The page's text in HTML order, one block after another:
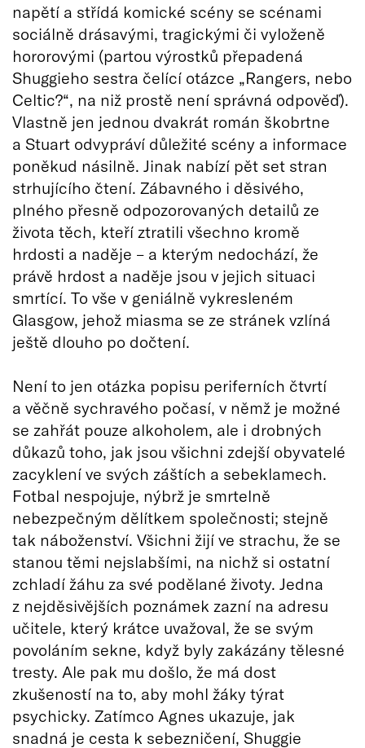
napětí a střídá komické scény se scénami
sociálně drásavými, tragickými či vyloženě
hororovými (partou výrostků přepadená
Shuggieho sestra čelící otázce „Rangers, nebo
Celtic?“, na niž prostě není správná odpověď).
Vlastně jen jednou dvakrát román škobrtne
a Stuart odvypráví důležité scény a informace
poněkud násilně. Jinak nabízí pět set stran
strhujícího čtení. Zábavného i děsivého,
plného přesně odpozorovaných detailů ze
života těch, kteří ztratili všechno kromě
hrdosti a naděje – a kterým nedochází, že
právě hrdost a naděje jsou v jejich situaci
smrtící. To vše v geniálně vykresleném
Glasgow, jehož miasma se ze stránek vzlíná
ještě dlouho po dočtení.
Není to jen otázka popisu periferních čtvrtí
a věčně sychravého počasí, v němž je možné
se zahřát pouze alkoholem, ale i drobných
důkazů toho, jak jsou všichni zdejší obyvatelé
zacyklení ve svých záštích a sebeklamech.
Fotbal nespojuje, nýbrž je smrtelně
nebezpečným dělítkem společnosti; stejně
tak náboženství. Všichni žijí ve strachu, že se
stanou těmi nejslabšími, na nichž si ostatní
zchladí žáhu za své podělané životy. Jedna
z nejděsivějších poznámek zazní na adresu
učitele, který krátce uvažoval, že se svým
povoláním sekne, když byly zakázány tělesné
tresty. Ale pak mu došlo, že má dost
zkušeností na to, aby mohl žáky týrat
psychicky. Zatímco Agnes ukazuje, jak
snadná je cesta k sebezničení, Shuggie